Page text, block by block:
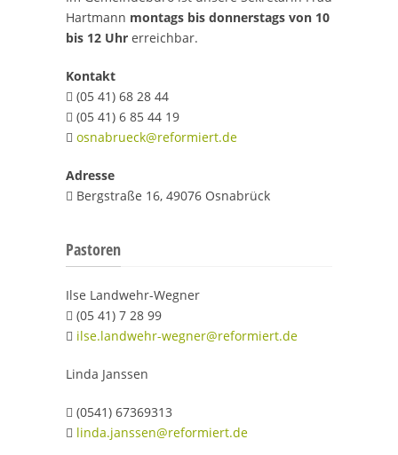
Hartmann montags bis donnerstags von 10
bis 12 Uhr erreichbar.
Kontakt
 (05 41) 68 28 44
 (05 41) 6 85 44 19
 osnabrueck@reformiert.de
Adresse
 Bergstraße 16, 49076 Osnabrück
Pastoren
Ilse Landwehr-Wegner
 (05 41) 7 28 99
 ilse.landwehr-wegner@reformiert.de
Linda Janssen
 (0541) 67369313
 linda.janssen@reformiert.de